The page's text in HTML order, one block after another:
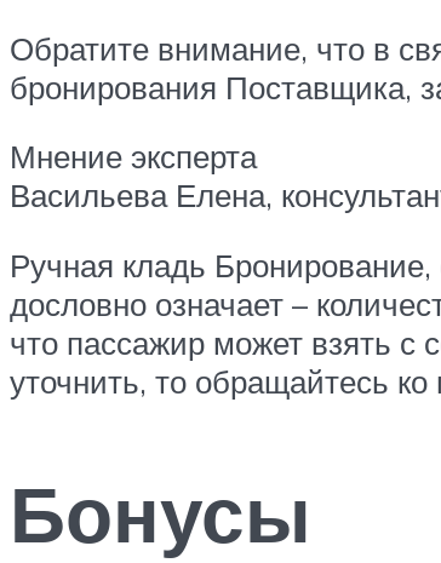
Обратите внимание, что в
бронирования Поставщика,
Мнение эксперта
Васильева Елена,
Ручная кладь
дословно означает –
что пассажир может взять
уточнить, то обращайтесь ко
Бонусы